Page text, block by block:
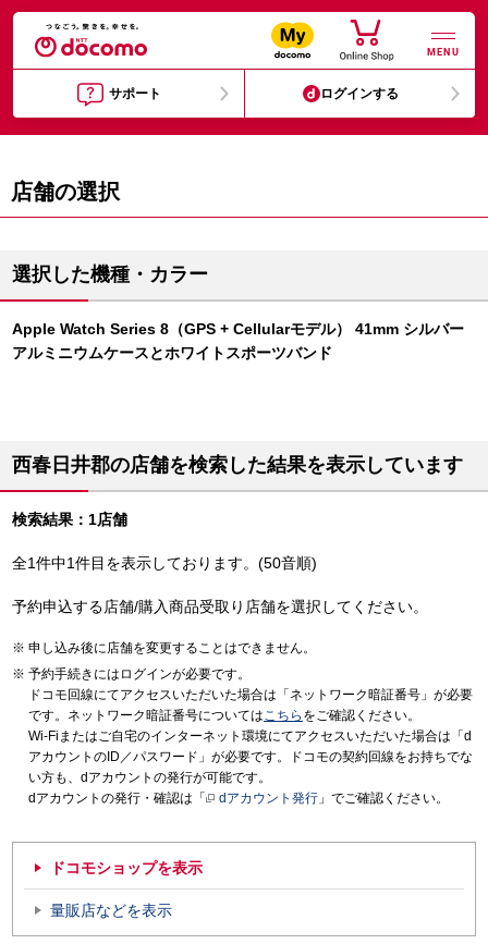
MENU
サポート ログインする
店舗の選択
選択した機種・カラー
Apple Watch Series 8（GPS + Cellularモデル） 41mm シルバー
アルミニウムケースとホワイトスポーツバンド
西春日井郡の店舗を検索した結果を表示しています
検索結果：1店舗
全1件中1件目を表示しております。(50音順)
予約申込する店舗/購入商品受取り店舗を選択してください。
申し込み後に店舗を変更することはできません。
予約手続きにはログインが必要です。
ドコモ回線にてアクセスいただいた場合は「ネットワーク暗証番号」が必要
です。ネットワーク暗証番号についてはこちら をご確認ください。
Wi-Fiまたはご自宅のインターネット環境にてアクセスいただいた場合は「d
アカウントのID／パスワード」が必要です。ドコモの契約回線をお持ちでな
い方も、dアカウントの発行が可能です。
dアカウントの発行・確認は「
dアカウント発行 」でご確認ください。
ドコモショップを表示
量販店などを表示